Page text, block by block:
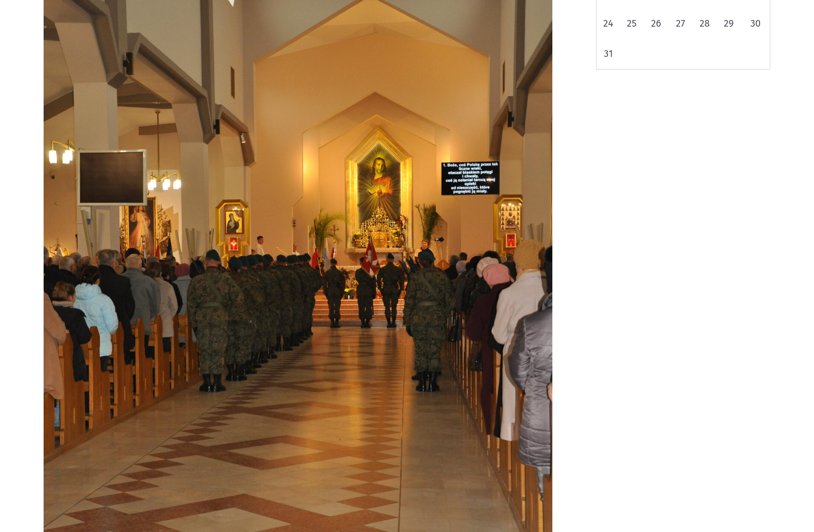
24 25 26 27 28 29 30
31